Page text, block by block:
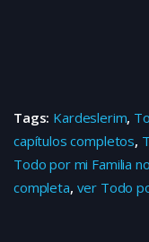
Tags: Kardeslerim,
capítulos completos,
Todo por mi Familia
completa, ver Todo